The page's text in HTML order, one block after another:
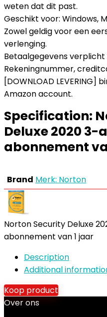
weten dat dit past.
Geschikt voor: Windows,
Zowel geldig voor een
verlenging.
Betaalgegevens
Rekeningnummer,
[DOWNLOAD LEVERING]
Amazon account.
Specification:
Deluxe 2020
abonnement
Brand Merk: Norton
Norton Security Deluxe
abonnement van 1 jaar
Description
Additional
Koop product
Over ons